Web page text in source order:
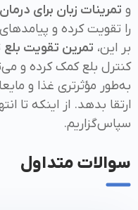
و تمرینات زبان برای
را تقویت کرده و
بر این، تمرین تقویت بلع
کنترل بلع کمک کرده و
به‌طور مؤثرتری غذا و
ارتقا بدهد. از اینکه تا
سپاس‌گزاریم.
سوالات متداول